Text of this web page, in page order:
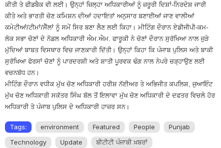
ਕੀਤੀ ਤੇ ਫੀਡਬੈਕ ਵੀ ਲਈ। ਉਨ੍ਹਾਂ ਜ਼ਿਲ੍ਹਾ ਅਧਿਕਾਰੀਆਂ ਨੂੰ ਜ਼ਰੂਰੀ ਦਿਸ਼ਾਂ-ਨਿਰਦੇਸ਼ ਜਾਰੀ
ਕੀਤੇ ਅਤੇ ਭਾਰਤੀ ਚੋਣ ਕਮਿਸ਼ਨ ਦੀਆਂ ਹਦਾਇਤਾਂ ਅਨੁਸਾਰ ਬਣਾਈਆਂ ਜਾਣ ਵਾਲੀਆਂ
ਕਮੇਟੀਆਂ/ਟੀਮਾਂ/ਸੈੱਲਾਂ ਨੂੰ ਸਮੇਂ ਸਿਰ ਬਣਾ ਲੈਣ ਲਈ ਕਿਹਾ। ਮੀਟਿੰਗ ਦੌਰਾਨ ਏਡੀਜੀਪੀ-ਕਮ-
ਲੋਕ ਸਭਾ ਚੋਣਾਂ ਦੇ ਨੋਡਲ ਅਧਿਕਾਰੀ ਐਮ.ਐਮ. ਫਾਰੂਕੀ ਨੇ ਚੋਣਾਂ ਦੌਰਾਨ ਸੁਰੱਖਿਆ ਨਾਲ ਜੁੜੇ
ਮੁੱਦਿਆਂ ਬਾਬਤ ਵਿਸਥਾਰ ਵਿਚ ਜਾਣਕਾਰੀ ਦਿੱਤੀ। ਉਨ੍ਹਾਂ ਕਿਹਾ ਕਿ ਪੰਜਾਬ ਪੁਲਿਸ ਅਤੇ ਬਾਕੀ
ਸੁਰੱਖਿਆ ਫੋਰਸਾਂ ਚੋਣਾਂ ਨੂੰ ਪਾਰਦਰਸ਼ੀ ਅਤੇ ਸ਼ਾਤੀ ਪੂਰਵਕ ਢੰਗ ਨਾਲ ਨੇਪਰੇ ਚੜ੍ਹਾਉਣ ਲਈ
ਵਚਨਬੱਧ ਹਨ।
ਮੀਟਿੰਗ ਦੌਰਾਨ ਵਧੀਕ ਮੁੱਖ ਚੋਣ ਅਧਿਕਾਰੀ ਹਰੀਸ਼ ਨੱਈਅਰ ਤੇ ਅਭਿਜੀਤ ਕਪਲਿਸ਼, ਜੁਆਇੰਟ
ਮੁੱਖ ਚੋਣ ਅਧਿਕਾਰੀ ਸਕੱਤਰ ਸਿੰਘ ਬੱਲ ਤੋਂ ਇਲਾਵਾ ਮੁੱਖ ਚੋਣ ਅਧਿਕਾਰੀ ਦੇ ਦਫਤਰ ਵਿਚਲੇ ਹੋਰ
ਅਧਿਕਾਰੀ ਤੇ ਪੰਜਾਬ ਪੁਲਿਸ ਦੇ ਅਧਿਕਾਰੀ ਹਾਜ਼ਰ ਸਨ।
Tags: environment Featured People
Punjab
Technology
Update ਬੀਟੀਟੀ ਪੰਜਾਬੀ ਖ਼ਬਰਾਂ